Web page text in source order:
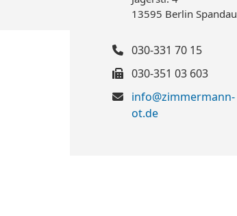
13595 Berlin Spandau
030-331 70 15
030-351 03 603
info@zimmermann-
ot.de